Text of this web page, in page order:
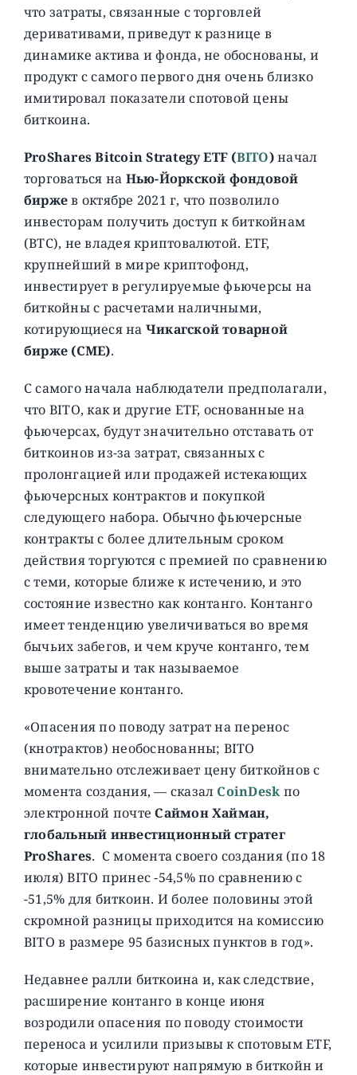
что затраты, связанные с торговлей
деривативами, приведут к разнице в
динамике актива и фонда, не обоснованы, и
продукт с самого первого дня очень близко
имитировал показатели спотовой цены
биткоина.
ProShares Bitcoin Strategy ETF (BITO)начал
торговаться на Нью-Йоркской фондовой
биржев октябре 2021 г, что позволило
инвесторам получить доступ к биткойнам
(BTC), не владея криптовалютой. ETF,
крупнейший в мире криптофонд,
инвестирует в регулируемые фьючерсы на
биткойны с расчетами наличными,
котирующиеся на Чикагской товарной
бирже (CME).
С самого начала наблюдатели предполагали,
что BITO, как и другие ETF, основанные на
фьючерсах, будут значительно отставать от
биткоинов из-за затрат, связанных с
пролонгацией или продажей истекающих
фьючерсных контрактов и покупкой
следующего набора. Обычно фьючерсные
контракты с более длительным сроком
действия торгуются с премией по сравнению
с теми, которые ближе к истечению, и это
состояние известно как контанго. Контанго
имеет тенденцию увеличиваться во время
бычьих забегов, и чем круче контанго, тем
выше затраты и так называемое
кровотечение контанго.
«Опасения по поводу затрат на перенос
(кнотрактов) необоснованны; BITO
внимательно отслеживает цену биткойнов с
момента создания, — сказал CoinDesk по
электронной почтеСаймон Хайман,
глобальный инвестиционный стратег
ProShares. С момента своего создания (по 18
июля) BITO принес -54,5% по сравнению с
-51,5% для биткоин. И более половины этой
скромной разницы приходится на комиссию
BITO в размере 95 базисных пунктов в год».
Недавнее ралли биткоина и, как следствие,
расширение контанго в конце июня
возродили опасения по поводу стоимости
переноса и усилили призывы к спотовым ETF,
которые инвестируют напрямую в биткойн и